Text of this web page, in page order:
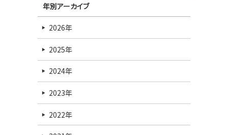
年別アーカイブ
2026年
2025年
2024年
2023年
2022年